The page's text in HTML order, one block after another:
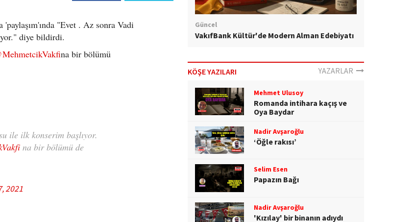
'paylaşım'ında "Evet . Az sonra Vadi
diye bildirdi.
na bir bölümü
ile ilk konserim başlıyor.
na bir bölümü de
2021
Güncel
VakıfBank Kültür'de Modern Alman Edebiyatı
KÖŞE YAZILARI YAZARLAR
Mehmet Ulusoy
Romanda intihara kaçış ve
Oya Baydar
Nadir Avşaroğlu
‘Öğle rakısı’
Selim Esen
Papazın Bağı
Nadir Avşaroğlu
'Kızılay' bir binanın adıydı